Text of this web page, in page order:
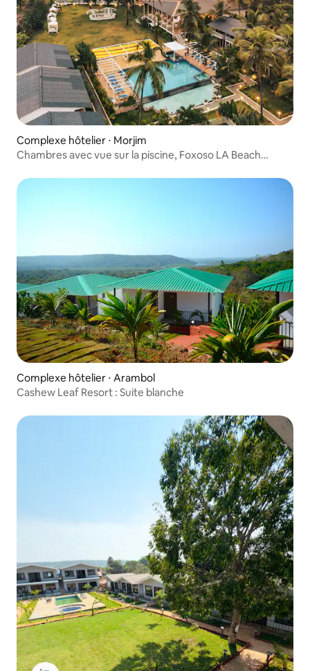
Complexe hôtelier ⋅ Morjim
Chambres avec vue sur la piscine, Foxoso LA Beach
Complexe hôtelier ⋅ Arambol
Cashew Leaf Resort : Suite blanche